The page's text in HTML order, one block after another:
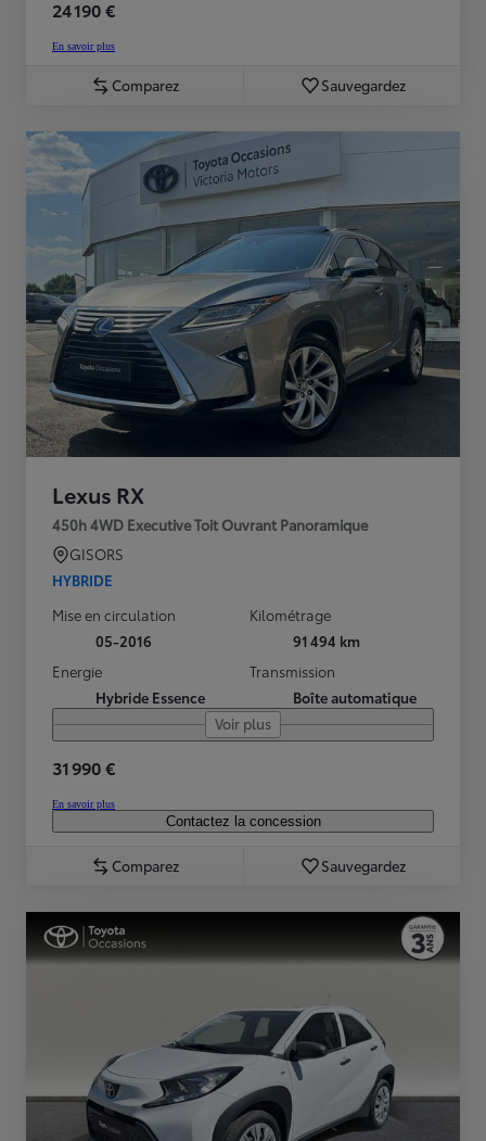
24 190 €
En savoir plus
Comparez Sauvegardez
Lexus RX
450h 4WD Executive Toit Ouvrant Panoramique
GISORS
HYBRIDE
Mise en circulation
05-2016
Kilométrage
91 494 km
Energie
Hybride Essence
Transmission
Boîte automatique
Voir plus
31 990 €
En savoir plus
Contactez la concession
Comparez Sauvegardez